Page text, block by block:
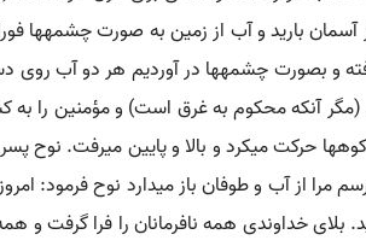
بارید و آب از زمین به صورت چشمه‏ها
و بصورت چشمه‏ها در آوردیم هر دو آب
آنکه محکوم به غرق است) و مؤمنین را
می‏کرد و بالا و پایین می‏رفت. نوح
از آب و طوفان باز می‏دارد نوح فرمود:
خداوندی همه نافرمانان را فرا گرفت